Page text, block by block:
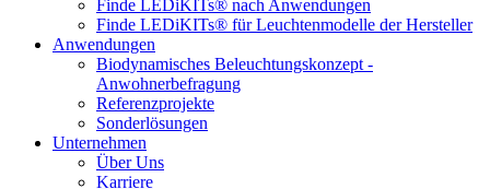
Finde LEDiKITs® nach Anwendungen
Finde LEDiKITs® für Leuchtenmodelle der Hersteller
Anwendungen
Biodynamisches Beleuchtungskonzept -
Anwohnerbefragung
Referenzprojekte
Sonderlösungen
Unternehmen
Über Uns
Karriere